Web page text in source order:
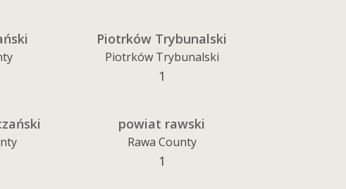
Piotrków Trybunalski
Piotrków Trybunalski
1
powiat rawski
Rawa County
1